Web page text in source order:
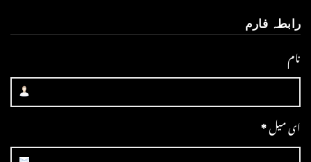
رابطہ فارم
نام
ای میل*